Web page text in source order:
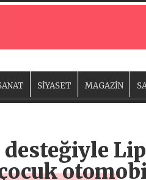
SİYASET MAGAZİN
desteğiyle